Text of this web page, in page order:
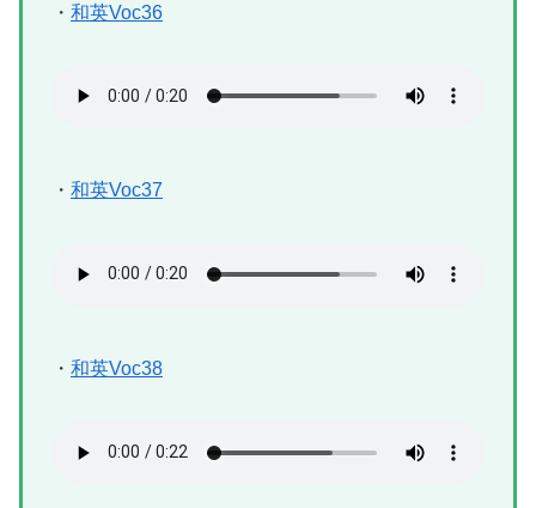
・ 和英Voc36
・ 和英Voc37
・ 和英Voc38